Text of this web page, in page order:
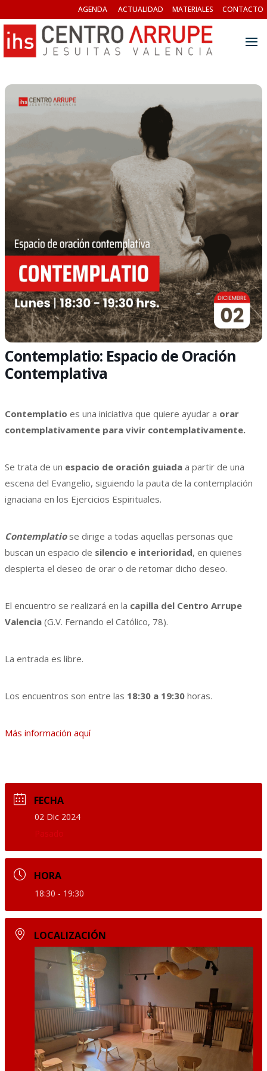
AGENDA ACTUALIDAD MATERIALES CONTACTO
Contemplatio: Espacio de Oración
Contemplativa
Contemplatio es una iniciativa que quiere ayudar a orar
contemplativamente para vivir contemplativamente.
Se trata de un espacio de oración guiada a partir de una
escena del Evangelio, siguiendo la pauta de la contemplación
ignaciana en los Ejercicios Espirituales.
Contemplatiose dirige a todas aquellas personas que
buscan un espacio de silencio e interioridad, en quienes
despierta el deseo de orar o de retomar dicho deseo.
El encuentro se realizará en la capilla del Centro Arrupe
Valencia (G.V. Fernando el Católico, 78).
La entrada es libre.
Los encuentros son entre las 18:30 a 19:30 horas.
Más información aquí
FECHA
02 Dic 2024
Pasado
HORA
18:30 - 19:30
LOCALIZACIÓN